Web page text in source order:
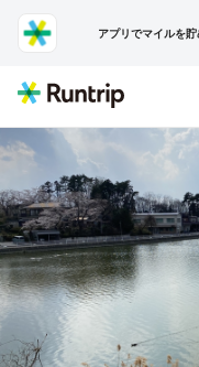
アプリでマイルを